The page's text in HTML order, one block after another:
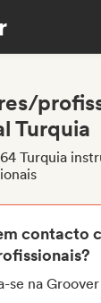
Turquia
Turquia
contacto
se na